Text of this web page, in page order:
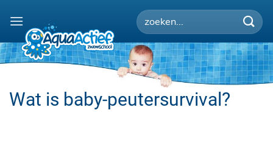
naar
inhoud
Wat is baby-peutersurvival?